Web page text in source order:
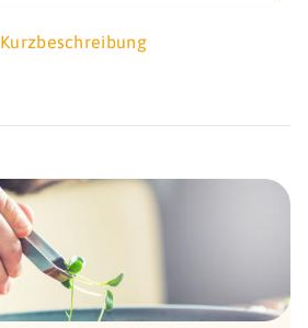
Kurzbeschreibung